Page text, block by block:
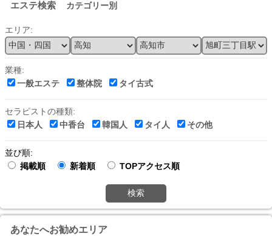
エステ検索 カテゴリー別
エリア:
業種:
一般エステ
整体院 タイ古式
セラピストの種類:
日本人
中香台 韓国人 タイ人 その他
並び順:
掲載順
新着順 TOPアクセス順
検索
あなたへお勧めエリア